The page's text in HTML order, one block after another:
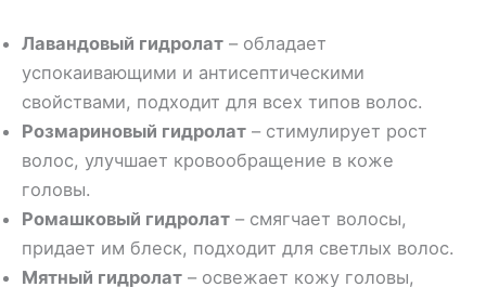
Лавандовый гидролат – обладает
успокаивающими и антисептическими
свойствами, подходит для всех типов волос.
Розмариновый гидролат – стимулирует рост
волос, улучшает кровообращение в коже
головы.
Ромашковый гидролат – смягчает волосы,
придает им блеск, подходит для светлых волос.
Мятный гидролат – освежает кожу головы,